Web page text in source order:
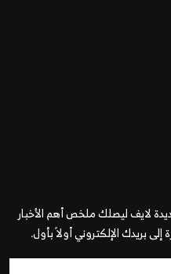
لايف ليصلك ملخص أهم الأخبار
إلى بريدك الإلكتروني أولاً بأول.